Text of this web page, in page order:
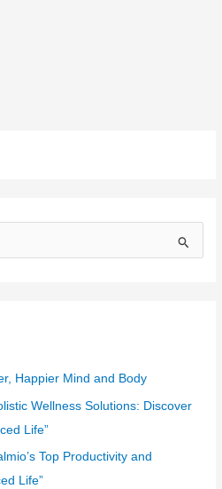
Happier Mind and Body
Wellness Solutions: Discover
Life”
Top Productivity and
Life”